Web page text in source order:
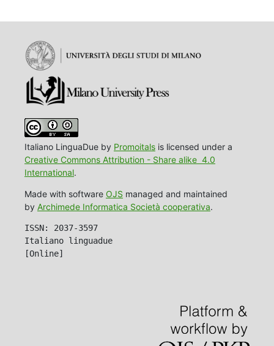
Italiano LinguaDue by Promoitalsis licensed under a
Creative Commons Attribution - Share alike 4.0
International.
Made with software OJS managed and maintained
by Archimede Informatica Società cooperativa.
ISSN: 2037-3597
Italiano linguadue
[Online]